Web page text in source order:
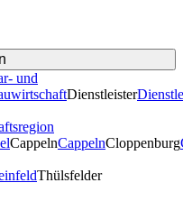
und
Dienstleister
CappelnCappelnCloppenburg
Thülsfelder